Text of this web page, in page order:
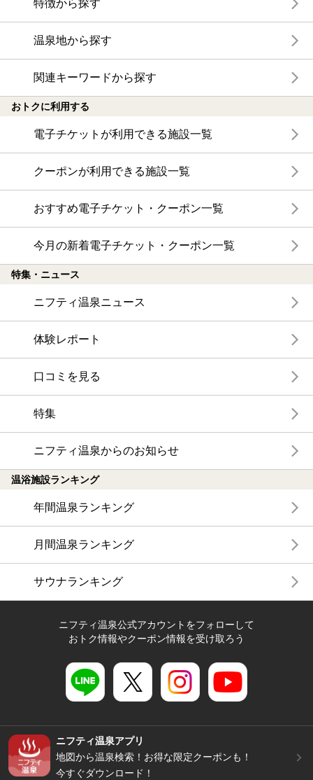
特徴から探す
温泉地から探す
関連キーワードから探す
おトクに利用する
電子チケットが利用できる施設一覧
クーポンが利用できる施設一覧
おすすめ電子チケット・クーポン一覧
今月の新着電子チケット・クーポン一覧
特集・ニュース
ニフティ温泉ニュース
体験レポート
口コミを見る
特集
ニフティ温泉からのお知らせ
温浴施設ランキング
年間温泉ランキング
月間温泉ランキング
サウナランキング
ニフティ温泉公式アカウントをフォローして
おトク情報やクーポン情報を受け取ろう
ニフティ温泉アプリ
地図から温泉検索！お得な限定クーポンも！
今すぐダウンロード！